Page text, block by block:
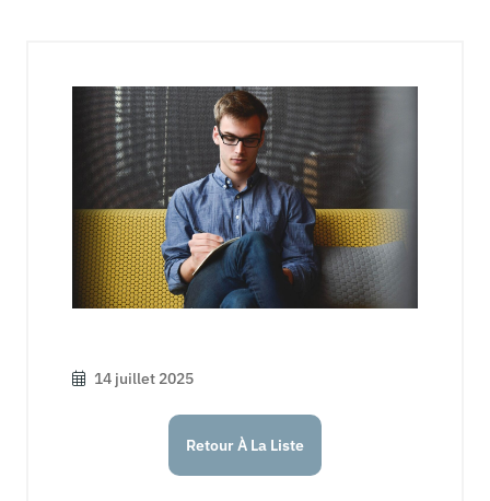
14 juillet 2025
Retour À La Liste